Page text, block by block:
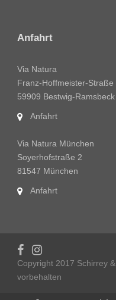
Anfahrt
Via Natura
Franz-Hoffmeister-Straße
59909 Bestwig-Ramsbeck
Anfahrt
Via Natura München
Soyerhofstraße 2
81547 München
Anfahrt
Copyright 2017 Schirrey
vorbehalten